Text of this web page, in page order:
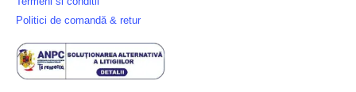
Politici de comandă & retur